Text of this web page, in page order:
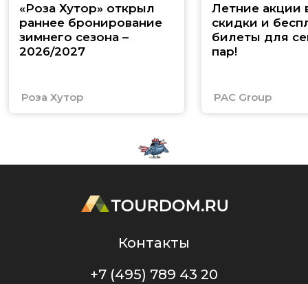
«Роза Хутор» открыл
раннее бронирование
зимнего сезона –
2026/2027
Роза Хутор
Летние акции
скидки и
билеты для
пар!
PAC Group
Контакты
+7 (495) 789 43 20